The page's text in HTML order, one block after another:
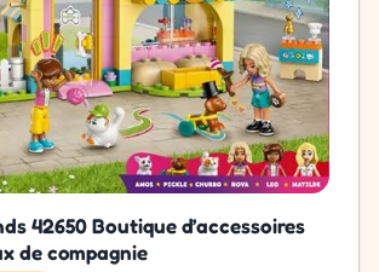
42650 Boutique d’accessoires
de compagnie